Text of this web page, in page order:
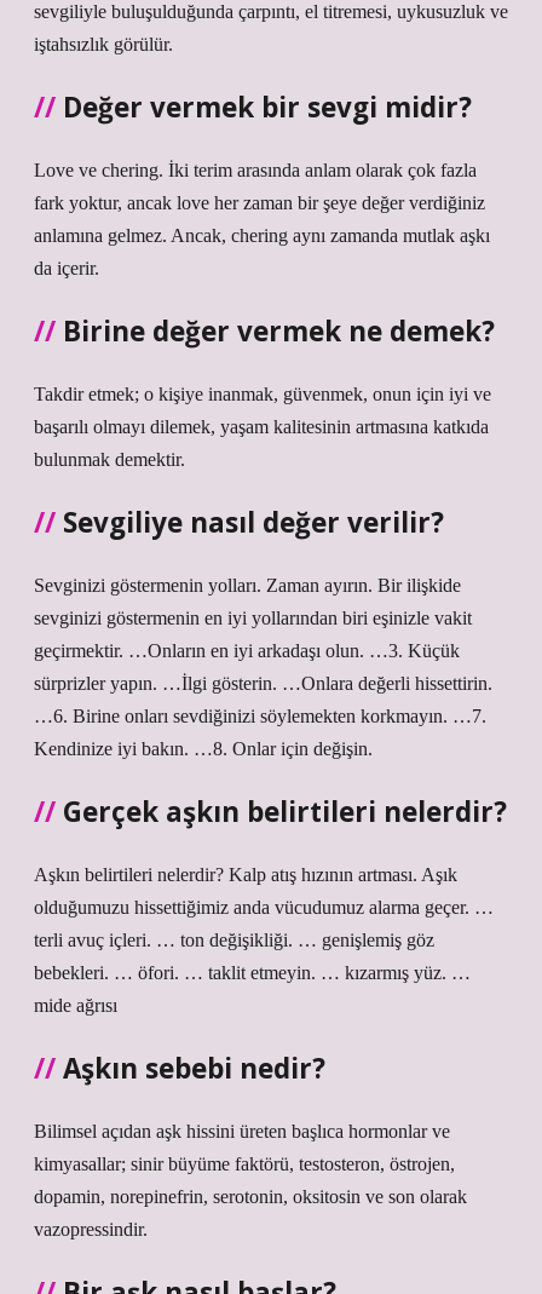
sevgiliyle buluşulduğunda çarpıntı, el titremesi, uykusuzluk ve
iştahsızlık görülür.
Değer vermek bir sevgi midir?
Love ve chering. İki terim arasında anlam olarak çok fazla
fark yoktur, ancak love her zaman bir şeye değer verdiğiniz
anlamına gelmez. Ancak, chering aynı zamanda mutlak aşkı
da içerir.
Birine değer vermek ne demek?
Takdir etmek; o kişiye inanmak, güvenmek, onun için iyi ve
başarılı olmayı dilemek, yaşam kalitesinin artmasına katkıda
bulunmak demektir.
Sevgiliye nasıl değer verilir?
Sevginizi göstermenin yolları. Zaman ayırın. Bir ilişkide
sevginizi göstermenin en iyi yollarından biri eşinizle vakit
geçirmektir. …Onların en iyi arkadaşı olun. …3. Küçük
sürprizler yapın. …İlgi gösterin. …Onlara değerli hissettirin.
…6. Birine onları sevdiğinizi söylemekten korkmayın. …7.
Kendinize iyi bakın. …8. Onlar için değişin.
Gerçek aşkın belirtileri nelerdir?
Aşkın belirtileri nelerdir? Kalp atış hızının artması. Aşık
olduğumuzu hissettiğimiz anda vücudumuz alarma geçer. …
terli avuç içleri. … ton değişikliği. … genişlemiş göz
bebekleri. … öfori. … taklit etmeyin. … kızarmış yüz. …
mide ağrısı
Aşkın sebebi nedir?
Bilimsel açıdan aşk hissini üreten başlıca hormonlar ve
kimyasallar; sinir büyüme faktörü, testosteron, östrojen,
dopamin, norepinefrin, serotonin, oksitosin ve son olarak
vazopressindir.